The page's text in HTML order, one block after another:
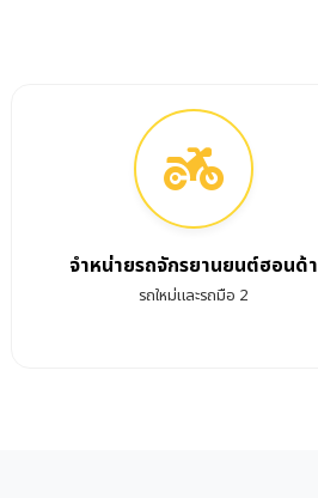
จำหน่ายรถจักรยานยนต์ฮอนด้า
รถใหม่และรถมือ 2